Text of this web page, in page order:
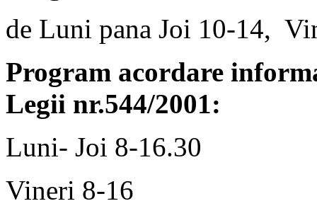
de Luni pana Joi 10-14,
Program acordare
Legii nr.544/2001:
Luni- Joi 8-16.30
Vineri 8-16